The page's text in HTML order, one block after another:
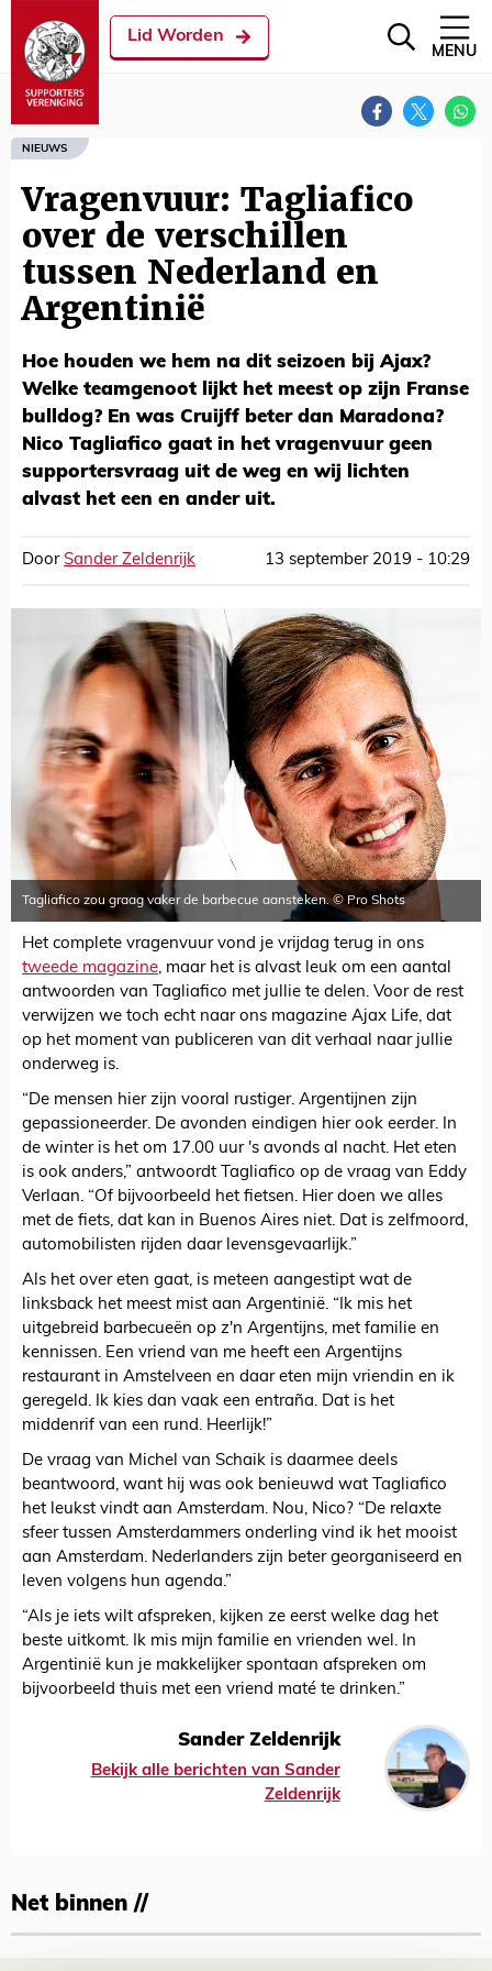
Lid Worden
MENU
NIEUWS
Vragenvuur: Tagliafico
over de verschillen
tussen Nederland en
Argentinië
Hoe houden we hem na dit seizoen bij Ajax?
Welke teamgenoot lijkt het meest op zijn Franse
bulldog? En was Cruijff beter dan Maradona?
Nico Tagliafico gaat in het vragenvuur geen
supportersvraag uit de weg en wij lichten
alvast het een en ander uit.
Door Sander Zeldenrijk 13 september 2019 - 10:29
Tagliafico zou graag vaker de barbecue aansteken. © Pro Shots
Het complete vragenvuur vond je vrijdag terug in ons
tweede magazine, maar het is alvast leuk om een aantal
antwoorden van Tagliafico met jullie te delen. Voor de rest
verwijzen we toch echt naar ons magazine Ajax Life, dat
op het moment van publiceren van dit verhaal naar jullie
onderweg is.
“De mensen hier zijn vooral rustiger. Argentijnen zijn
gepassioneerder. De avonden eindigen hier ook eerder. In
de winter is het om 17.00 uur 's avonds al nacht. Het eten
is ook anders,” antwoordt Tagliafico op de vraag van Eddy
Verlaan. “Of bijvoorbeeld het fietsen. Hier doen we alles
met de fiets, dat kan in Buenos Aires niet. Dat is zelfmoord,
automobilisten rijden daar levensgevaarlijk.”
Als het over eten gaat, is meteen aangestipt wat de
linksback het meest mist aan Argentinië. “Ik mis het
uitgebreid barbecueën op z'n Argentijns, met familie en
kennissen. Een vriend van me heeft een Argentijns
restaurant in Amstelveen en daar eten mijn vriendin en ik
geregeld. Ik kies dan vaak een entraña. Dat is het
middenrif van een rund. Heerlijk!”
De vraag van Michel van Schaik is daarmee deels
beantwoord, want hij was ook benieuwd wat Tagliafico
het leukst vindt aan Amsterdam. Nou, Nico? “De relaxte
sfeer tussen Amsterdammers onderling vind ik het mooist
aan Amsterdam. Nederlanders zijn beter georganiseerd en
leven volgens hun agenda.”
“Als je iets wilt afspreken, kijken ze eerst welke dag het
beste uitkomt. Ik mis mijn familie en vrienden wel. In
Argentinië kun je makkelijker spontaan afspreken om
bijvoorbeeld thuis met een vriend maté te drinken.”
Sander Zeldenrijk
Bekijk alle berichten van Sander
Zeldenrijk
Net binnen //